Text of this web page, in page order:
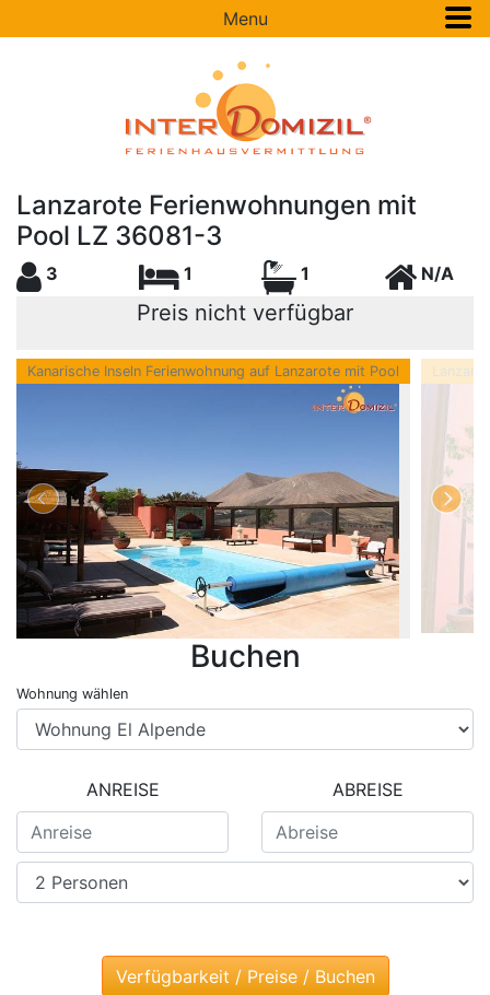
Menu
Lanzarote Ferienwohnungen mit
Pool LZ 36081-3
3 1 1 N/A
Preis nicht verfügbar
Kanarische Inseln Ferienwohnung auf Lanzarote mit Pool
Buchen
Wohnung wählen
ANREISE ABREISE